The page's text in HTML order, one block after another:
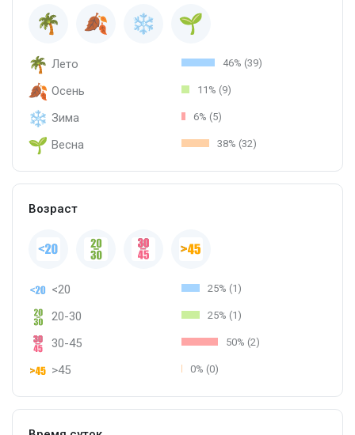
Лето 46% (39)
Осень 11% (9)
Зима 6% (5)
Весна 38% (32)
Возраст
<20 25% (1)
20-30 25% (1)
30-45 50% (2)
>45 0% (0)